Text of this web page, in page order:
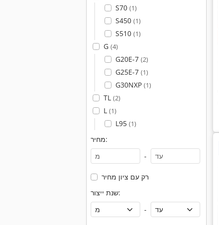
S70 (1)
S450 (1)
S510 (1)
G (4)
G20E-7 (2)
G25E-7 (1)
G30NXP (1)
TL (2)
L (1)
L95 (1)
מחיר:
-
רק עם ציון מחיר
שנת ייצור:
-